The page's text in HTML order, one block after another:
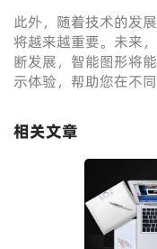
此外，随着技术的发
将越来越重要。未来
断发展，智能图形将
示体验，帮助您在不
相关文章